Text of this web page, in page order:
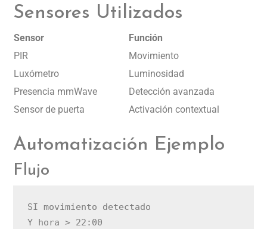
Sensores Utilizados
Sensor
Función
PIR
Movimiento
Luxómetro
Luminosidad
Presencia mmWave
Detección avanzada
Sensor de puerta
Activación contextual
Automatización Ejemplo
Flujo
SI movimiento detectado
Y hora > 22:00